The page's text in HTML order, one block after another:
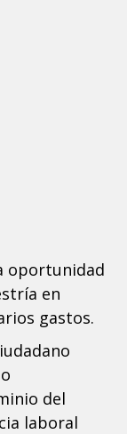
oportunidad
en
gastos.
del
laboral